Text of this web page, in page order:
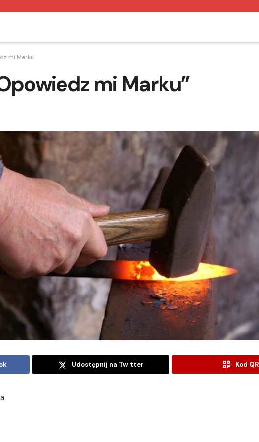
mi Marku
mi Marku”
Udostępnij na Twitter Kod QR